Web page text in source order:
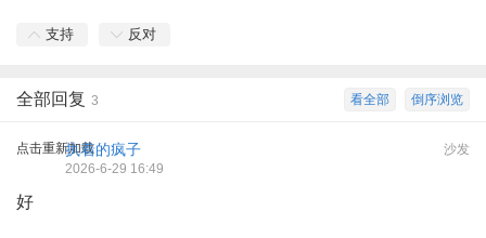
支持 反对
倒序浏览
看全部
全部回复 3
点击重新加载 沙发
执着的疯子
2026-6-29 16:49
好